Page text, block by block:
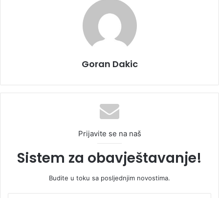
Goran Dakic
Prijavite se na naš
Sistem za obavještavanje!
Budite u toku sa posljednjim novostima.